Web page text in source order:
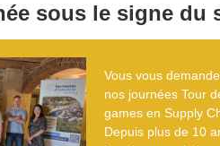
sous le signe du
Vous vous
nos journées Tour
games en Supply
Depuis plus de 10